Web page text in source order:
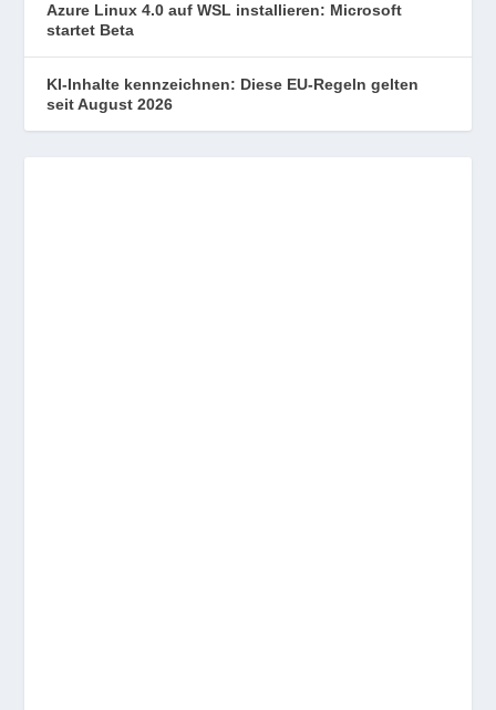
Azure Linux 4.0 auf WSL installieren: Microsoft
startet Beta
KI-Inhalte kennzeichnen: Diese EU-Regeln gelten
seit August 2026